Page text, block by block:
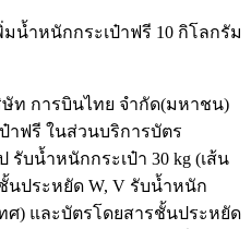
น้ำหนักกระเป๋าฟรี 10 กิโลกรัม
ท การบินไทย จำกัด(มหาชน)
าฟรี ในส่วนบริการบัตร
บน้ำหนักกระเป๋า 30 kg (เส้น
นประหยัด W, V รับน้ำหนัก
ทศ) และบัตรโดยสารชั้นประหยัด